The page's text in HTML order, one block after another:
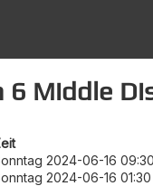
Middle
2024-06-16 09:30
2024-06-16 01:30